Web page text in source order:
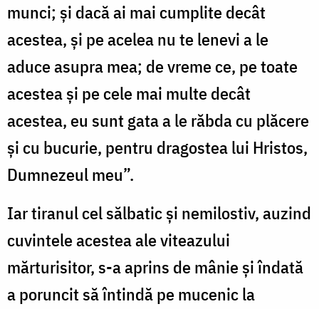
munci; și dacă ai mai cumplite decât
acestea, și pe acelea nu te lenevi a le
aduce asupra mea; de vreme ce, pe toate
acestea și pe cele mai multe decât
acestea, eu sunt gata a le răbda cu plăcere
și cu bucurie, pentru dragostea lui Hristos,
Dumnezeul meu”.
Iar tiranul cel sălbatic și nemilostiv, auzind
cuvintele acestea ale viteazului
mărturisitor, s-a aprins de mânie și îndată
a poruncit să întindă pe mucenic la